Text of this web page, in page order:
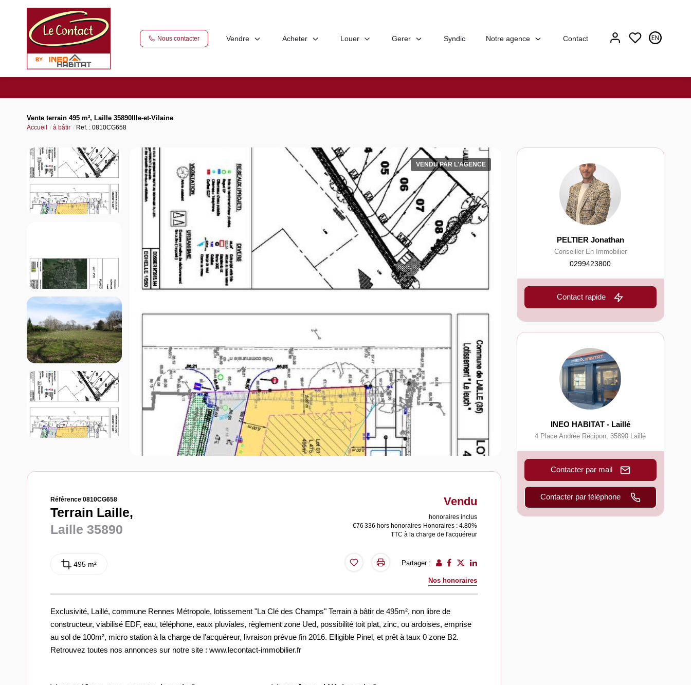
Nous contacter Vendre Acheter Louer Gerer Syndic Notre agence Contact
Vente terrain 495 m², Laille 35890Ille-et-Vilaine
Accueil à bâtir Ref. : 0810CG658
VENDU PAR L'AGENCE
Référence 0810CG658
Terrain Laille,
Laille 35890
495 m²
Vendu
honoraires inclus
€76 336 hors honoraires Honoraires : 4.80%
TTC à la charge de l'acquéreur
Partager :
Nos honoraires
Exclusivité, Laillé, commune Rennes Métropole, lotissement "La Clé des Champs" Terrain à bâtir de 495m², non libre de
constructeur, viabilisé EDF, eau, téléphone, eaux pluviales, règlement zone Ued, possibilité toit plat, zinc, ou ardoises, emprise
au sol de 100m², micro station à la charge de l'acquéreur, livraison prévue fin 2016. Elligible Pinel, et prêt à taux 0 zone B2.
Retrouvez toutes nos annonces sur notre site : www.lecontact-immobilier.fr
PELTIER Jonathan
Conseiller En Immobilier
0299423800
Contact rapide
INEO HABITAT - Laillé
4 Place Andrée Récipon,35890 Laillé
Contacter par mail
Contacter par téléphone